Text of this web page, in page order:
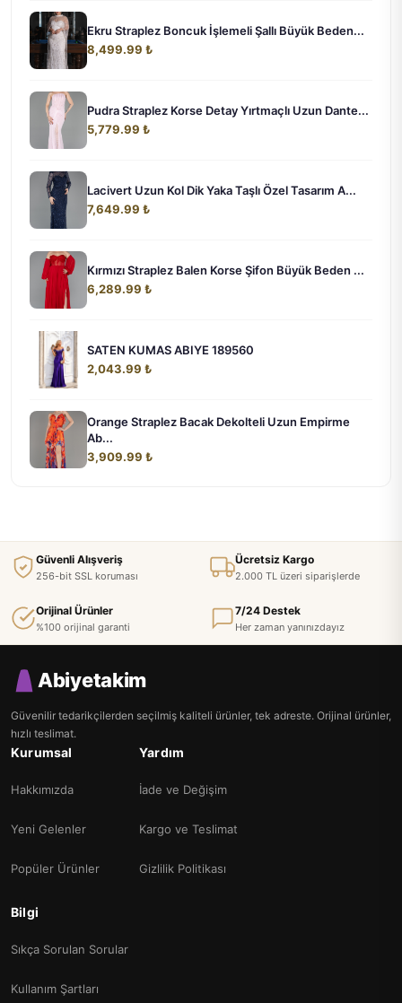
Ekru Straplez Boncuk İşlemeli Şallı Büyük Beden...
8,499.99 ₺
Pudra Straplez Korse Detay Yırtmaçlı Uzun Dante...
5,779.99 ₺
Lacivert Uzun Kol Dik Yaka Taşlı Özel Tasarım A...
7,649.99 ₺
Kırmızı Straplez Balen Korse Şifon Büyük Beden ...
6,289.99 ₺
SATEN KUMAS ABIYE 189560
2,043.99 ₺
Orange Straplez Bacak Dekolteli Uzun Empirme
Ab...
3,909.99 ₺
Güvenli Alışveriş
256-bit SSL koruması
Ücretsiz Kargo
2.000 TL üzeri siparişlerde
Orijinal Ürünler
%100 orijinal garanti
7/24 Destek
Her zaman yanınızdayız
Abiyetakim
Güvenilir tedarikçilerden seçilmiş kaliteli ürünler, tek adreste. Orijinal ürünler,
hızlı teslimat.
Kurumsal
Hakkımızda
Yeni Gelenler
Popüler Ürünler
Yardım
İade ve Değişim
Kargo ve Teslimat
Gizlilik Politikası
Bilgi
Sıkça Sorulan Sorular
Kullanım Şartları